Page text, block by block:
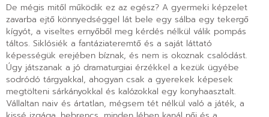
De mégis mitől működik ez az egész? A gyermeki képzelet
zavarba ejtő könnyedséggel lát bele egy sálba egy tekergő
kígyót, a viseltes ernyőből meg kérdés nélkül válik pompás
táltos. Siklósiék a fantáziateremtő és a saját láttató
képességük erejében bíznak, és nem is okoznak csalódást.
Úgy játszanak a jó dramaturgiai érzékkel a kezük ügyébe
sodródó tárgyakkal, ahogyan csak a gyerekek képesek
megtölteni sárkányokkal és kalózokkal egy konyhaasztalt.
Vállaltan naiv és ártatlan, mégsem tét nélkül való a játék, a